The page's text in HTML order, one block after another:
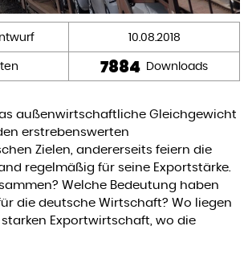
10.08.2018
7884 Downloads
außenwirtschaftliche Gleichgewicht
erstrebenswerten
Zielen, andererseits feiern die
regelmäßig für seine Exportstärke.
Welche Bedeutung haben
die deutsche Wirtschaft? Wo liegen
Exportwirtschaft, wo die